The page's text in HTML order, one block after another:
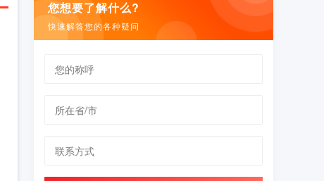
您想要了解什么?
快速解答您的各种疑问